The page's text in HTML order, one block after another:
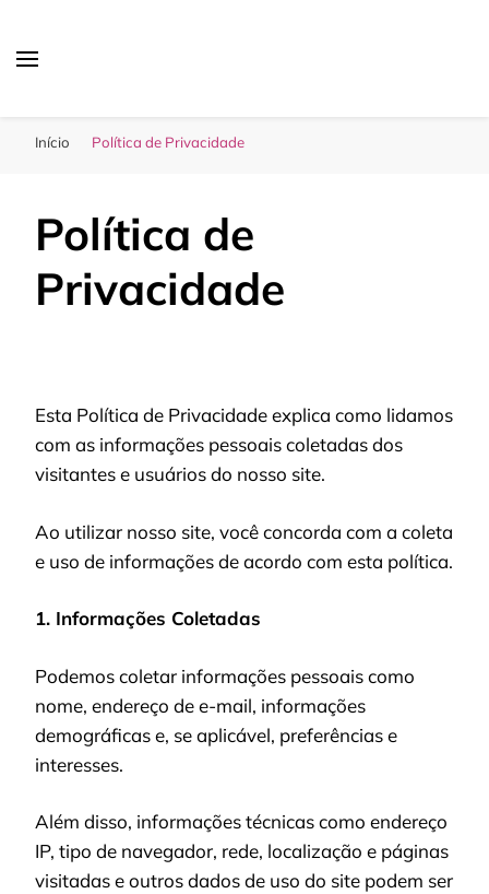
Início Política de Privacidade
Política de
Privacidade
Esta Política de Privacidade explica como lidamos
com as informações pessoais coletadas dos
visitantes e usuários do nosso site.
Ao utilizar nosso site, você concorda com a coleta
e uso de informações de acordo com esta política.
1. Informações Coletadas
Podemos coletar informações pessoais como
nome, endereço de e-mail, informações
demográficas e, se aplicável, preferências e
interesses.
Além disso, informações técnicas como endereço
IP, tipo de navegador, rede, localização e páginas
visitadas e outros dados de uso do site podem ser